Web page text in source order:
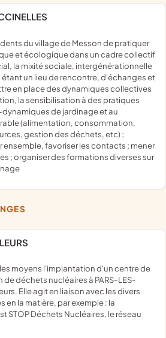
et écologique dans un cadre collectif
la mixité sociale, intergénérationnelle
un lieu de rencontre, d'échanges et
en place des dynamiques collectives
la sensibilisation à des pratiques
de jardinage et au
(alimentation, consommation,
gestion des déchets, etc) ;
ensemble, favoriser les contacts ; mener
; organiser des formations diverses sur
déchets nucléaires à PARS-LES-
Elle agit en liaison avec les divers
en la matière, par exemple : la
STOP Déchets Nucléaires, le réseau